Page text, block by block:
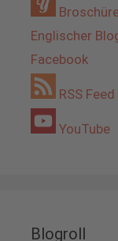
Englischer
Facebook
RSS Feed
YouTube
Blogroll